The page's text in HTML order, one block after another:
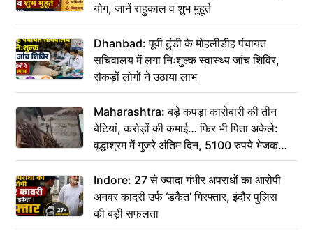
योग, जानें राहुकाल व शुभ मुहूर्त
Dhanbad: पूर्वी टुंडी के मोहलीडीह पंचायत
सचिवालय में लगा निःशुल्क स्वास्थ्य जांच शिविर,
सैकड़ों लोगों ने उठाया लाभ
Maharashtra: बड़े कपड़ा कारोबारी की तीन
बेटियां, करोड़ों की कमाई… फिर भी पिता अकेले:
वृद्धाश्रम में गुजरे अंतिम दिन, 5100 रुपये भेजकर
कहा– अंतिम संस्कार कर दीजिए हम नहीं आ पाएंगे
Indore: 27 से ज्यादा गंभीर अपराधों का आरोपी
अनवर कादरी उर्फ ‘डकैत’ गिरफ्तार, इंदौर पुलिस
की बड़ी सफलता